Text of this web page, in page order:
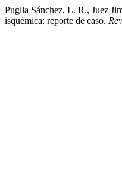
Puglla Sánchez, L. R., Juez
isquémica: reporte de caso.